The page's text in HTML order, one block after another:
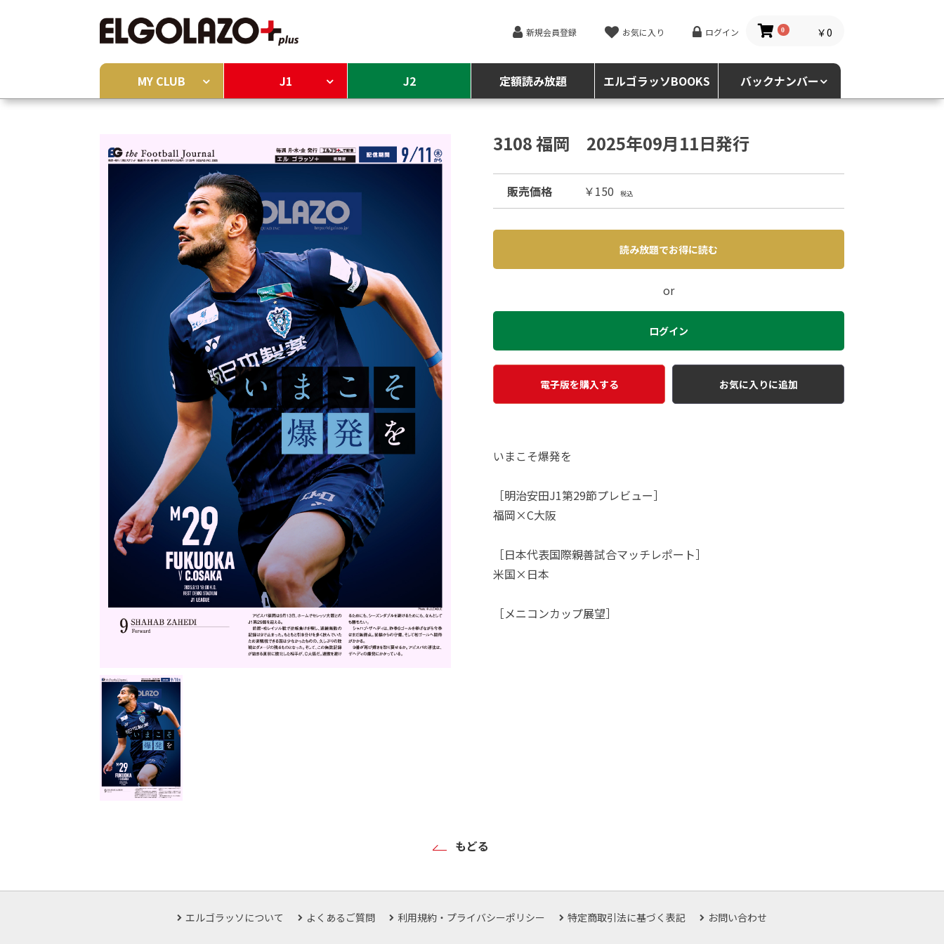
新規会員登録 お気に入り ログイン 0 ￥0
MY CLUB J1 J2 定額読み放題 エルゴラッソBOOKS バックナンバー
3108 福岡 2025年09月11日発行
販売価格 ￥150 税込
読み放題でお得に読む
or
ログイン
電子版を購入する お気に入りに追加
いまこそ爆発を
［明治安田J1第29節プレビュー］
福岡×C大阪
［日本代表国際親善試合マッチレポート］
米国×日本
［メニコンカップ展望］
もどる
エルゴラッソについて よくあるご質問 利用規約・プライバシーポリシー 特定商取引法に基づく表記 お問い合わせ